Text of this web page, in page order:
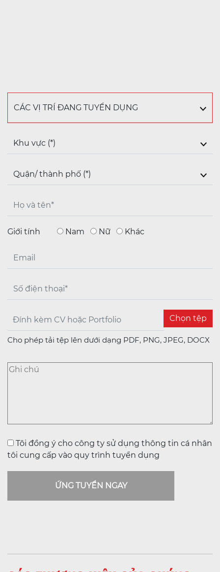
Giới tính Nam Nữ Khác
Chọn tệp
Cho phép tải tệp lên dưới dạng PDF, PNG, JPEG, DOCX
Tôi đồng ý cho công ty sử dụng thông tin cá nhân
tôi cung cấp vào quy trình tuyển dụng
ỨNG TUYỂN NGAY